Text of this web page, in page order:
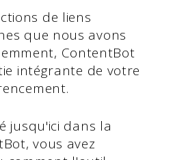
de liens
que nous avons
ContentBot
intégrante de votre
jusqu'ici dans la
vous avez